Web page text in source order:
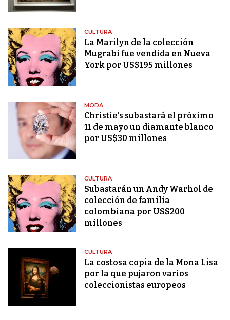
CULTURA
La Marilyn de la colección
Mugrabi fue vendida en Nueva
York por US$195 millones
MODA
Christie’s subastará el próximo
11 de mayo un diamante blanco
por US$30 millones
CULTURA
Subastarán un Andy Warhol de
colección de familia
colombiana por US$200
millones
CULTURA
La costosa copia de la Mona Lisa
por la que pujaron varios
coleccionistas europeos